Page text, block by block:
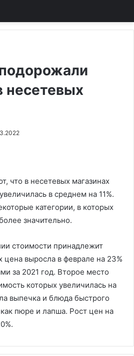
несетевых
что в несетевых магазинах
в среднем на 11%.
категории, в которых
значительно.
стоимости принадлежит
цена выросла в феврале на 23%
за 2021 год. Второе место
которых увеличилась на
выпечка и блюда быстрого
пюре и лапша. Рост цен на